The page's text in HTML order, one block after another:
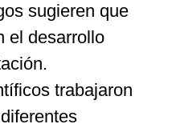
sugieren que
el desarrollo
trabajaron